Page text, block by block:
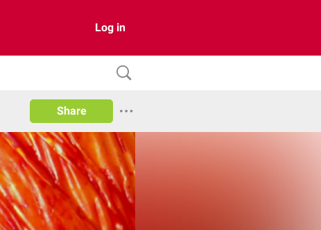
Log in
Share